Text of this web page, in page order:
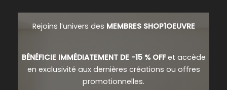
Rejoins l’univers des MEMBRES SHOP1OEUVRE
BÉNÉFICIE IMMÉDIATEMENT DE -15 % OFFet accède
en exclusivité aux dernières créations ou offres
promotionnelles.